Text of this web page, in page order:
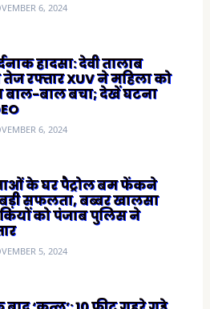
6, 2024
हादसा: देवी तालाब
रफ्तार XUV ने महिला को
बाल-बाल बचा; देखें घटना
6, 2024
के घर पैट्रोल बम फेंकने
सफलता, बब्बर खालसा
को पंजाब पुलिस ने
5, 2024